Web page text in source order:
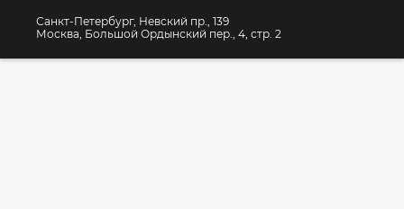
Санкт-Петербург, Невский пр., 139
Москва, Большой Ордынский пер., 4, стр. 2